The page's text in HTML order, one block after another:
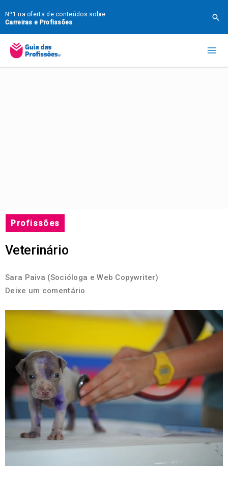
para
o
conteúdo
Nº1 na oferta de conteúdos sobre
Carreiras e Profissões
Profissões
Veterinário
Sara Paiva (Socióloga e Web Copywriter)
Deixe um comentário